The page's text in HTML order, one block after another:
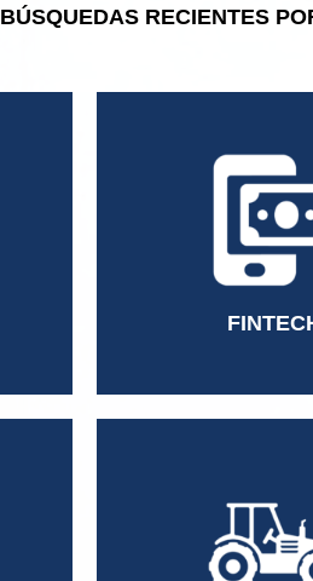
BÚSQUEDAS RECIENTES
Director Comercial
Managing Director
Collection Manager
Information and
Gerente de Crédito
Contador
Director de Ventas
AP/AR Manager